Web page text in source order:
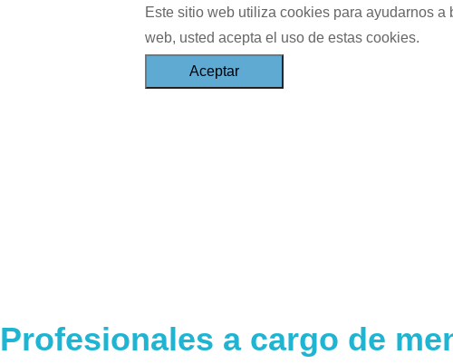
Este sitio web utiliza cookies para ayudarnos
web, usted acepta el uso de estas cookies.
Profesionales a cargo de